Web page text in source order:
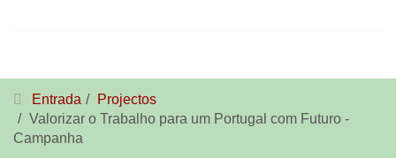
Entrada
Projectos
Valorizar o Trabalho para um Portugal com Futuro -
Campanha